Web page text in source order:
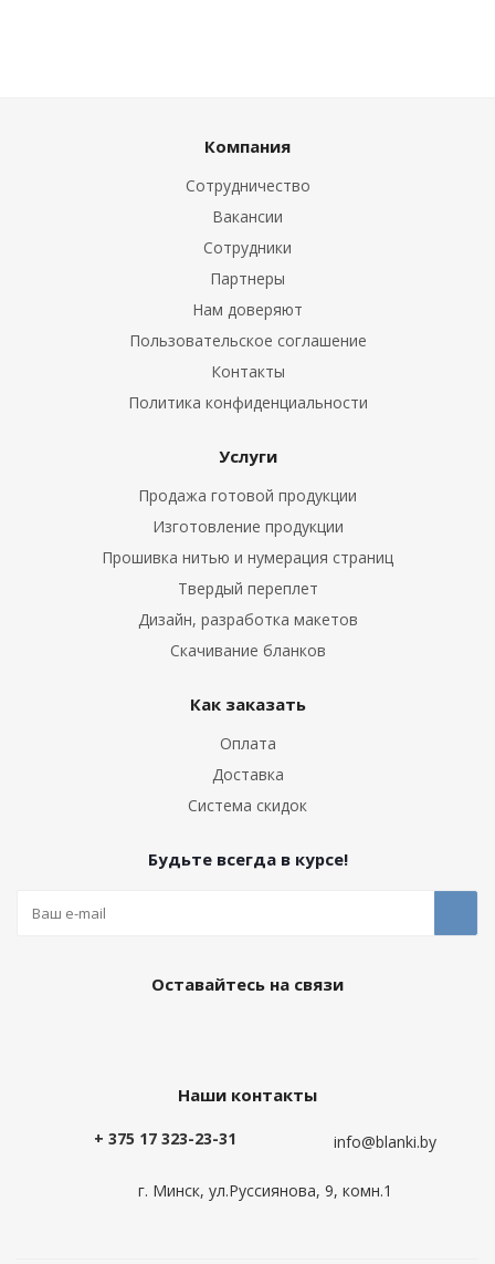
Компания
Сотрудничество
Вакансии
Сотрудники
Партнеры
Нам доверяют
Пользовательское соглашение
Контакты
Политика конфиденциальности
Услуги
Продажа готовой продукции
Изготовление продукции
Прошивка нитью и нумерация страниц
Твердый переплет
Дизайн, разработка макетов
Скачивание бланков
Как заказать
Оплата
Доставка
Система скидок
Будьте всегда в курсе!
Оставайтесь на связи
Наши контакты
+ 375 17 323-23-31 info@blanki.by
г. Минск, ул.Руссиянова, 9, комн.1